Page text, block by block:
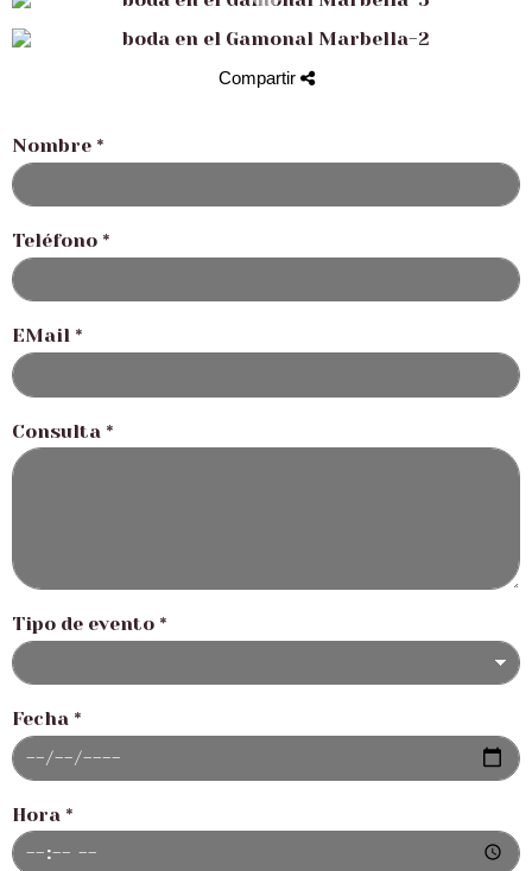
Compartir
Nombre *
Teléfono *
EMail *
Consulta *
Tipo de evento *
Fecha *
Hora *